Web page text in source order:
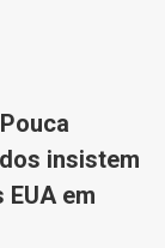
insistem
em